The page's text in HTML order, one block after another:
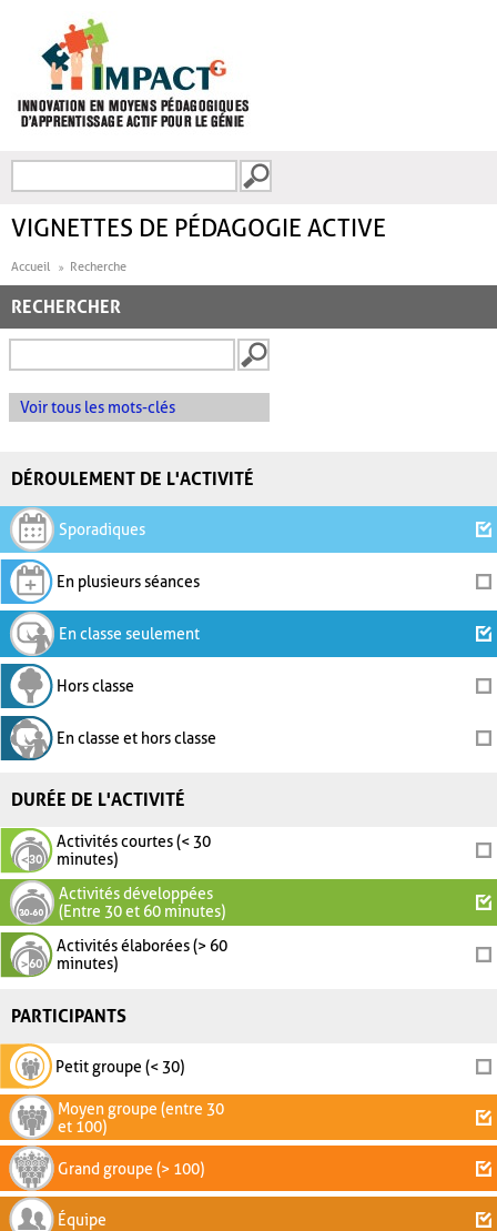
FORMULAIRE DE
VIGNETTES DE PÉDAGOGIE ACTIVE
Accueil Recherche
RECHERCHER
Voir tous les mots-clés
DÉROULEMENT DE L'ACTIVITÉ
Sporadiques
En plusieurs séances
En classe seulement
Hors classe
En classe et hors classe
DURÉE DE L'ACTIVITÉ
Activités courtes (< 30
minutes)
Activités développées
(Entre 30 et 60 minutes)
Activités élaborées (> 60
minutes)
PARTICIPANTS
Petit groupe (< 30)
Moyen groupe (entre 30
et 100)
Grand groupe (> 100)
Équipe